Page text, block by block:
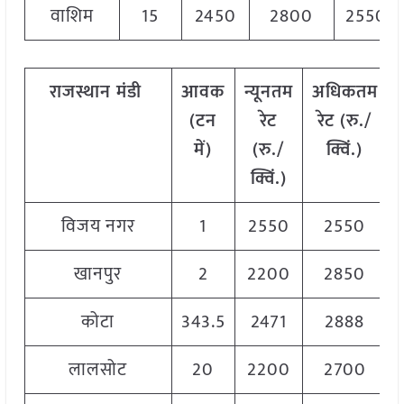
वाशिम
15 2450 2800 2550
राजस्थानमंडी
आवक
(टन
में)
न्यूनतम
रेट
(रु./
क्विं.)
अधिकतम
रेट (रु./
क्विं.)
विजय नगर
1 2550 2550
खानपुर
2 2200 2850
कोटा
343.5 2471 2888
लालसोट
20 2200 2700